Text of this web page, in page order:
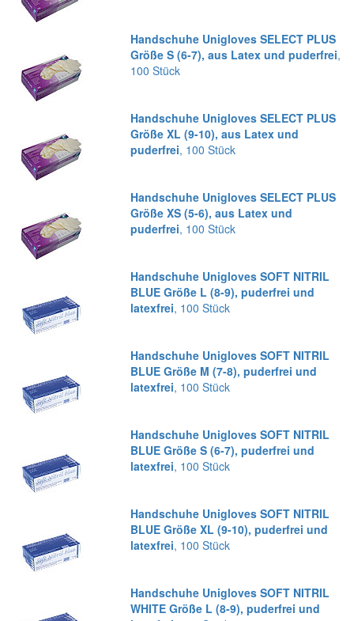
Handschuhe Unigloves SELECT PLUS
Größe S (6-7), aus Latex und puderfrei,
100 Stück
Handschuhe Unigloves SELECT PLUS
Größe XL (9-10), aus Latex und
puderfrei, 100 Stück
Handschuhe Unigloves SELECT PLUS
Größe XS (5-6), aus Latex und
puderfrei, 100 Stück
Handschuhe Unigloves SOFT NITRIL
BLUE Größe L (8-9), puderfrei und
latexfrei, 100 Stück
Handschuhe Unigloves SOFT NITRIL
BLUE Größe M (7-8), puderfrei und
latexfrei, 100 Stück
Handschuhe Unigloves SOFT NITRIL
BLUE Größe S (6-7), puderfrei und
latexfrei, 100 Stück
Handschuhe Unigloves SOFT NITRIL
BLUE Größe XL (9-10), puderfrei und
latexfrei, 100 Stück
Handschuhe Unigloves SOFT NITRIL
WHITE Größe L (8-9), puderfrei und